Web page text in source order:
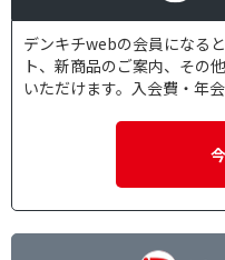
デンキチwebの会員になる
ト、新商品のご案内、その
いただけます。入会費・年